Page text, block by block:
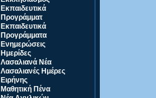
Εκπαιδευτικά
Προγράμματ
Εκπαιδευτικά
Προγράμματα
Ενημερώσεις
Ημερίδες
Λασαλιανά Νέα
Λασαλιανές Ημέρες
Ειρήνης
Μαθητική Πένα